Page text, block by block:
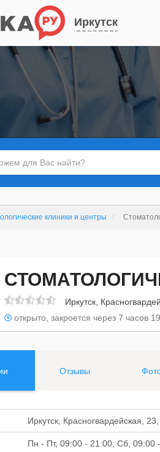
Иркутск
клиники и центры
Иркутск,
открыто, закроется через 7 часов
Отзывы
Иркутск, Красногвардейская,
Пн - Пт, 09:00 - 21:00; Сб, 09:00